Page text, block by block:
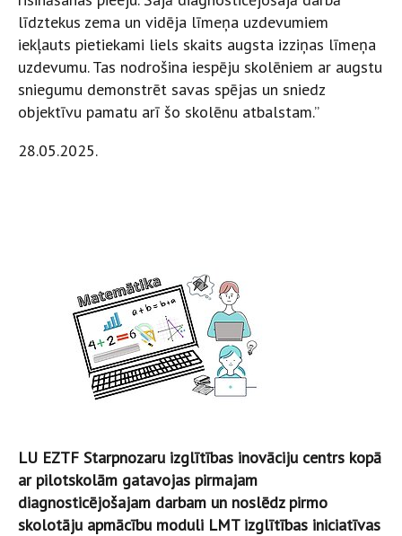
līdztekus zema un vidēja līmeņa uzdevumiem
iekļauts pietiekami liels skaits augsta izziņas līmeņa
uzdevumu. Tas nodrošina iespēju skolēniem ar augstu
sniegumu demonstrēt savas spējas un sniedz
objektīvu pamatu arī šo skolēnu atbalstam.”
28.05.2025.
LU EZTF Starpnozaru izglītības inovāciju centrs kopā
ar pilotskolām gatavojas pirmajam
diagnosticējošajam darbam un noslēdz pirmo
skolotāju apmācību moduli LMT izglītības iniciatīvas